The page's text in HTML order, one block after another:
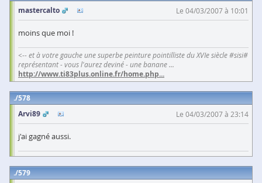
mastercalto
Le 04/03/2007 à 10:01
moins que moi !
<-- et à votre gauche une superbe peinture pointilliste du XVIe siècle #sisi#
représentant - vous l'aurez deviné - une banane ...
http://www.ti83plus.online.fr/home.php...
578
Arvi89
Le 04/03/2007 à 23:14
j'ai gagné aussi.
579